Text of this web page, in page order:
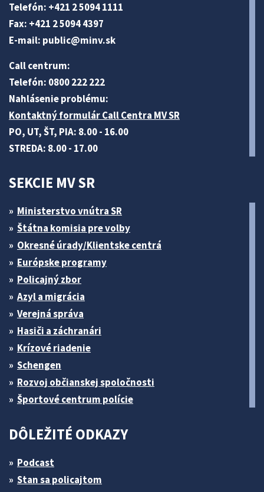
Telefón: +421 2 5094 1111
Fax: +421 2 5094 4397
E-mail: public@minv.sk
Call centrum:
Telefón: 0800 222 222
Nahlásenie problému:
Kontaktný formulár Call Centra MV SR
PO, UT, ŠT, PIA: 8.00 - 16.00
STREDA: 8.00 - 17.00
SEKCIE MV SR
Ministerstvo vnútra SR
Štátna komisia pre volby
Okresné úrady/Klientske centrá
Európske programy
Policajný zbor
Azyl a migrácia
Verejná správa
Hasiči a záchranári
Krízové riadenie
Schengen
Rozvoj občianskej spoločnosti
Športové centrum polície
DÔLEŽITÉ ODKAZY
Podcast
Stan sa policajtom